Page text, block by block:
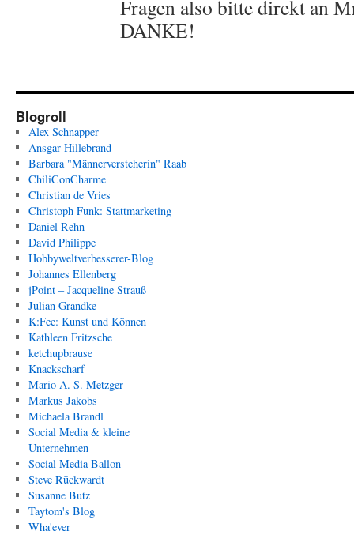
Fragen also bitte direkt an
DANKE!
Blogroll
Alex Schnapper
Ansgar Hillebrand
Barbara "Männerversteherin" Raab
ChiliConCharme
Christian de Vries
Christoph Funk: Stattmarketing
Daniel Rehn
David Philippe
Hobbyweltverbesserer-Blog
Johannes Ellenberg
jPoint – Jacqueline Strauß
Julian Grandke
K:Fee: Kunst und Können
Kathleen Fritzsche
ketchupbrause
Knackscharf
Mario A. S. Metzger
Markus Jakobs
Michaela Brandl
Social Media & kleine
Unternehmen
Social Media Ballon
Steve Rückwardt
Susanne Butz
Taytom's Blog
Wha'ever